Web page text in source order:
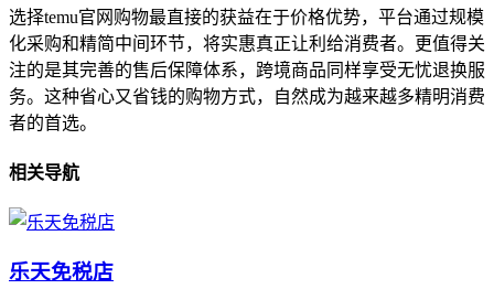
选择temu官网购物最直接的获益在于价格优势，平台通过规模
化采购和精简中间环节，将实惠真正让利给消费者。更值得关
注的是其完善的售后保障体系，跨境商品同样享受无忧退换服
务。这种省心又省钱的购物方式，自然成为越来越多精明消费
者的首选。
相关导航
乐天免税店